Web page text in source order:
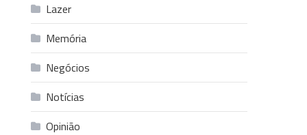
Lazer
Memória
Negócios
Notícias
Opinião